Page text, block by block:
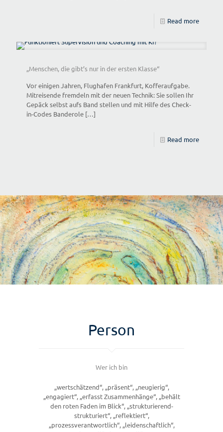
Read more
„Menschen, die gibt’s nur in der ersten Klasse“
Vor einigen Jahren, Flughafen Frankfurt, Kofferaufgabe.
Mitreisende fremdeln mit der neuen Technik: Sie sollen Ihr
Gepäck selbst aufs Band stellen und mit Hilfe des Check-
in-Codes Banderole […]
Read more
Person
Wer ich bin
„wertschätzend“, „präsent“, „neugierig“,
„engagiert“, „erfasst Zusammenhänge“, „behält
den roten Faden im Blick“, „strukturierend-
strukturiert“, „reflektiert“,
„prozessverantwortlich“, „leidenschaftlich“,